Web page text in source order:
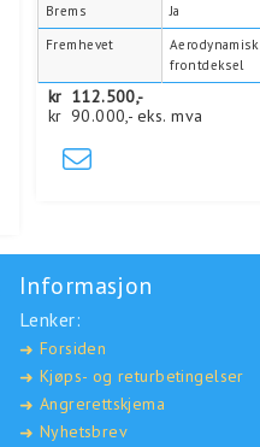
Brems
Ja
Fremhevet
Aerodynamisk
frontdeksel
kr 112.500,-
kr 90.000,- eks. mva
Informasjon
Lenker:
➜ Forsiden
➜ Kjøps- og returbetingelser
➜ Angrerettskjema
➜ Nyhetsbrev